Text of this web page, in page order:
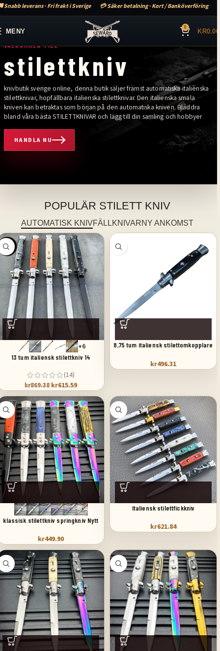
Snabb leverans · Fri frakt i Sverige 💳 Säker betalning · Kort / Banköverföring
MENY 0 KR0.00
VÄLKOMMEN TILL
stilettkniv
knivbutik sverige online, denna butik säljer främst automatiska italienska
stilettknivar, hopfällbara italienska stilettknivar. Den italienska smala
kniven kan betraktas som början på den automatiska kniven. Bläddra
bland våra bästa STILETTKNIVAR och lägg till din samling och hobbyer
HANDLA NU
POPULÄR STILETT KNIV
AUTOMATISK KNIVFÄLLKNIVARNY ANKOMST
SALE
+6
13 tum italiensk stilettkniv 14
(14)
kr869.38 kr615.59
8,75 tum italiensk stilettomkopplare
kr496.31
klassisk stilettkniv springkniv Nytt
kr449.90
Italiensk stilettfickkniv
kr621.84